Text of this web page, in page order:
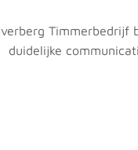
Timmerbedrijf
duidelijke